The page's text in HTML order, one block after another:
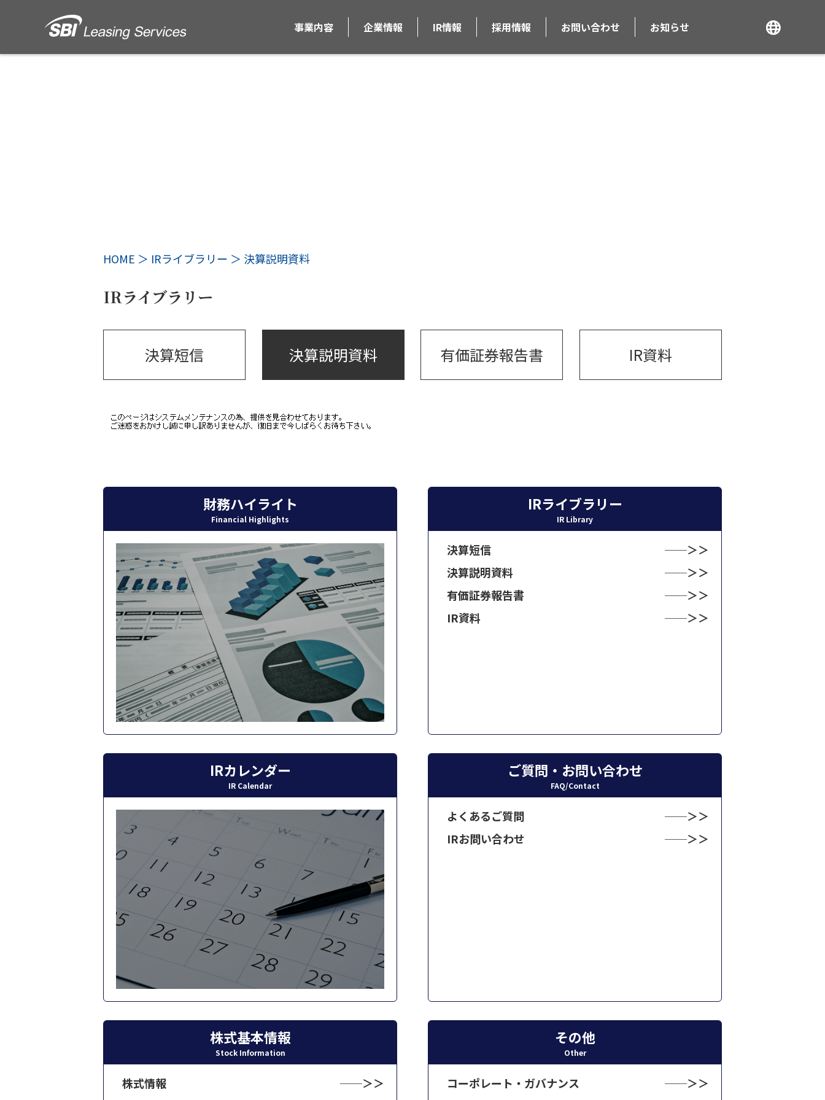
事業内容 企業情報 IR情報 採用情報 お問い合わせ お知らせ
HOME IRライブラリー 決算説明資料
IRライブラリー
決算短信 決算説明資料 有価証券報告書 IR資料
財務ハイライト
Financial Highlights
IRライブラリー
IR Library
決算短信
決算説明資料
有価証券報告書
IR資料
IRカレンダー
IR Calendar
ご質問・お問い合わせ
FAQ/Contact
よくあるご質問
IRお問い合わせ
株式基本情報
Stock Information
株式情報
その他
Other
コーポレート・ガバナンス